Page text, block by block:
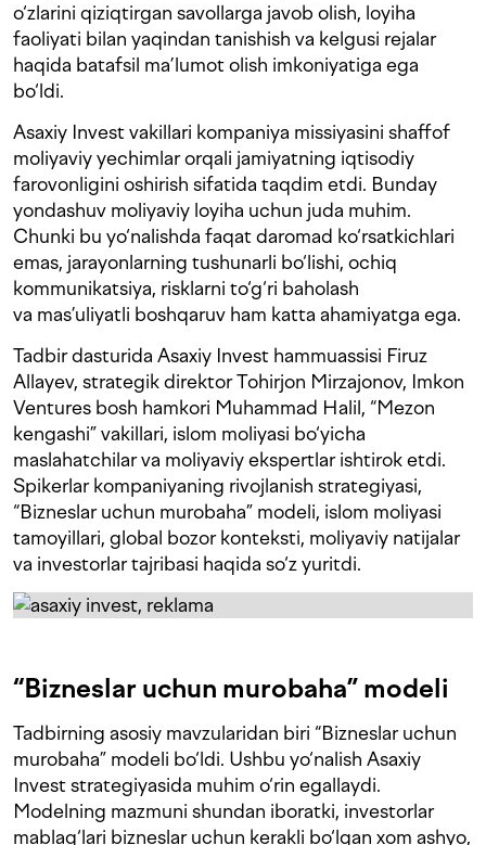
o‘zlarini qiziqtirgan savollarga javob olish, loyiha
faoliyati bilan yaqindan tanishish va kelgusi rejalar
haqida batafsil ma’lumot olish imkoniyatiga ega
bo‘ldi.
Asaxiy Invest vakillari kompaniya missiyasini shaffof
moliyaviy yechimlar orqali jamiyatning iqtisodiy
farovonligini oshirish sifatida taqdim etdi. Bunday
yondashuv moliyaviy loyiha uchun juda muhim.
Chunki bu yo‘nalishda faqat daromad ko‘rsatkichlari
emas, jarayonlarning tushunarli bo‘lishi, ochiq
kommunikatsiya, risklarni to‘g‘ri baholash
va mas’uliyatli boshqaruv ham katta ahamiyatga ega.
Tadbir dasturida Asaxiy Invest hammuassisi Firuz
Allayev, strategik direktor Tohirjon Mirzajonov, Imkon
Ventures bosh hamkori Muhammad Halil, “Mezon
kengashi” vakillari, islom moliyasi bo‘yicha
maslahatchilar va moliyaviy ekspertlar ishtirok etdi.
Spikerlar kompaniyaning rivojlanish strategiyasi,
“Bizneslar uchun murobaha” modeli, islom moliyasi
tamoyillari, global bozor konteksti, moliyaviy natijalar
va investorlar tajribasi haqida so‘z yuritdi.
“Bizneslar uchun murobaha” modeli
Tadbirning asosiy mavzularidan biri “Bizneslar uchun
murobaha” modeli bo‘ldi. Ushbu yo‘nalish Asaxiy
Invest strategiyasida muhim o‘rin egallaydi.
Modelning mazmuni shundan iboratki, investorlar
mablag‘lari bizneslar uchun kerakli bo‘lgan xom ashyo,